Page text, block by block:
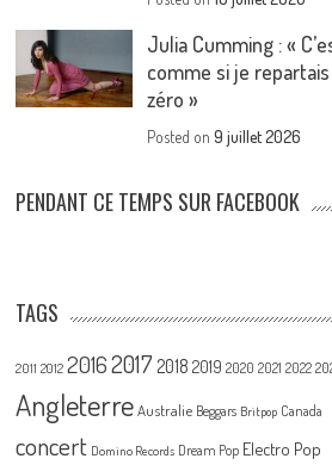
Julia Cumming : «
comme si je
zéro »
Posted on9 juillet 2026
PENDANT CE TEMPS SUR FACEBOOK
TAGS
2011 2012 20162017 2018 2019 2020 2021 2022
Angleterre Australie Beggars Britpop Canada
concert Domino Records Dream Pop Electro Pop